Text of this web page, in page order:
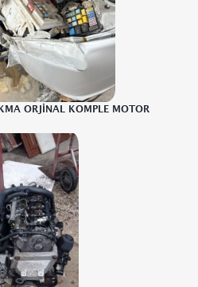
ORJİNAL KOMPLE MOTOR